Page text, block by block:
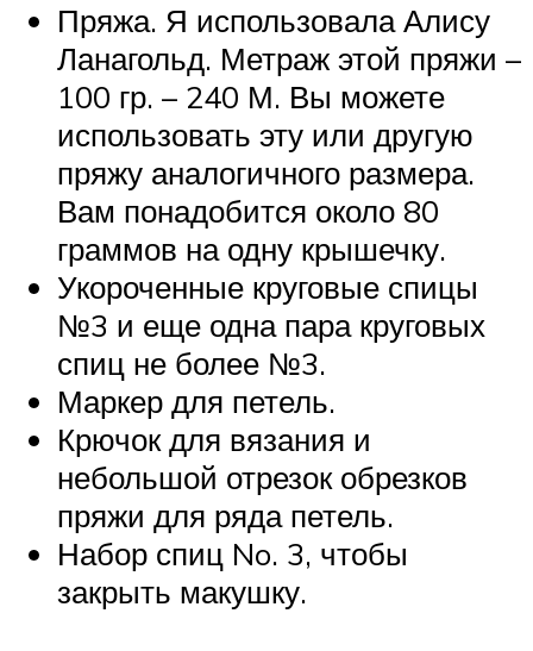
Пряжа. Я использовала Алису
Ланагольд. Метраж этой пряжи –
100 гр. – 240 М. Вы можете
использовать эту или другую
пряжу аналогичного размера.
Вам понадобится около 80
граммов на одну крышечку.
Укороченные круговые спицы
№3 и еще одна пара круговых
спиц не более №3.
Маркер для петель.
Крючок для вязания и
небольшой отрезок обрезков
пряжи для ряда петель.
Набор спиц No. 3, чтобы
закрыть макушку.